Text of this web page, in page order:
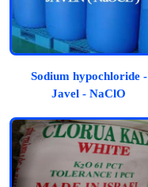
Sodium hypochloride -
Javel - NaClO